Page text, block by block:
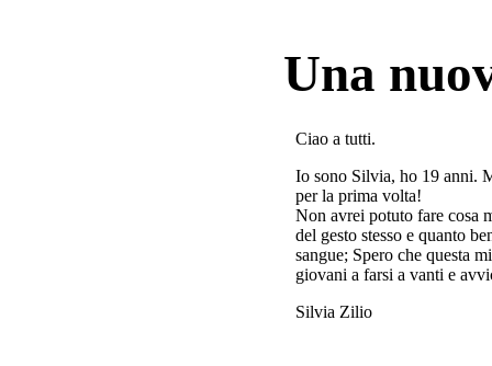
Una
Ciao a tutti.
Io sono Silvia, ho 19 anni.
per la prima volta!
Non avrei potuto fare cosa
del gesto stesso e quanto
sangue; Spero che questa
giovani a farsi a vanti e
Silvia Zilio